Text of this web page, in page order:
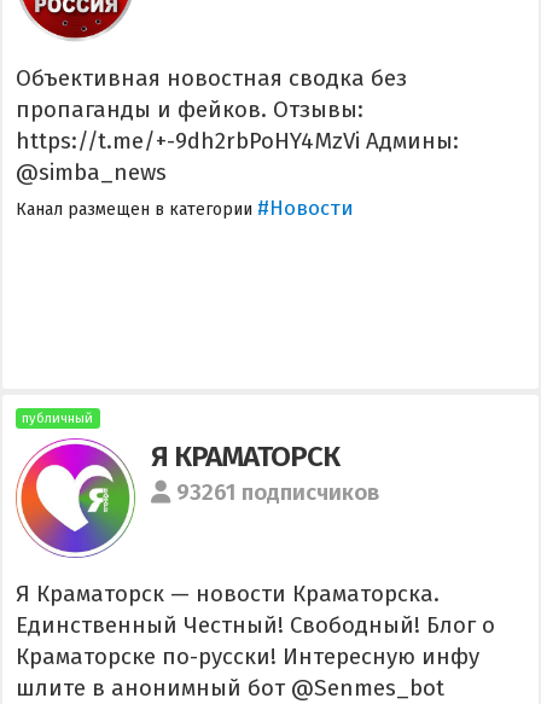
Объективная новостная сводка без
пропаганды и фейков. Отзывы:
https://t.me/+-9dh2rbPoHY4MzVi Админы:
@simba_news
Канал размещен в категории #Новости
публичный
Я КРАМАТОРСК
93261 подписчиков
Я Краматорск — новости Краматорска.
Единственный Честный! Свободный! Блог о
Краматорске по-русски! Интересную инфу
шлите в анонимный бот @Senmes_bot